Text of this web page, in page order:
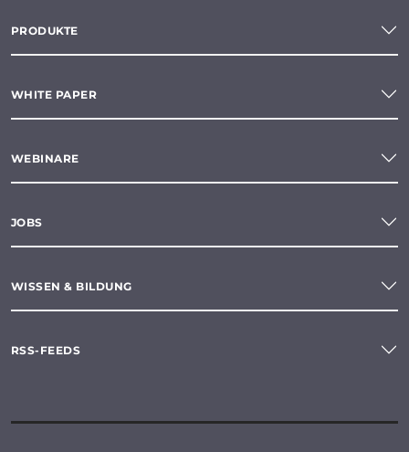
PRODUKTE
WHITE PAPER
WEBINARE
JOBS
WISSEN & BILDUNG
RSS-FEEDS